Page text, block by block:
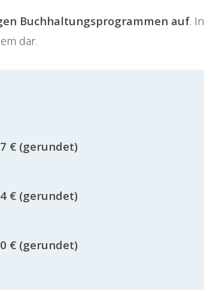
Buchhaltungsprogrammen auf. In
dar.
€ (gerundet)
€ (gerundet)
€ (gerundet)